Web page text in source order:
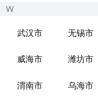
W
武汉市 无锡市
威海市 潍坊市
渭南市 乌海市